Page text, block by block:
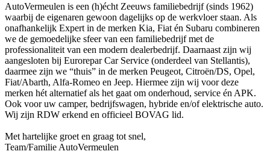
AutoVermeulen is een (h)écht Zeeuws familiebedrijf (sinds 1962)
waarbij de eigenaren gewoon dagelijks op de werkvloer staan. Als
onafhankelijk Expert in de merken Kia, Fiat én Subaru combineren
we de gemoedelijke sfeer van een familiebedrijf met de
professionaliteit van een modern dealerbedrijf. Daarnaast zijn wij
aangesloten bij Eurorepar Car Service (onderdeel van Stellantis),
daarmee zijn we “thuis” in de merken Peugeot, Citroën/DS, Opel,
Fiat/Abarth, Alfa-Romeo en Jeep. Hiermee zijn wij voor deze
merken hét alternatief als het gaat om onderhoud, service én APK.
Ook voor uw camper, bedrijfswagen, hybride en/of elektrische auto.
Wij zijn RDW erkend en officieel BOVAG lid.
Met hartelijke groet en graag tot snel,
Team/Familie AutoVermeulen